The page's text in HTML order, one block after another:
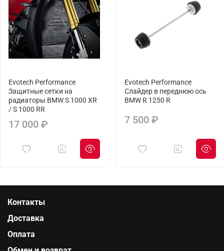
Evotech Performance
Защитные сетки на
радиаторы BMW S 1000 XR
/ S 1000 RR
17 000 ₽
Evotech Performance
Слайдер в переднюю ось
BMW R 1250 R
7 500 ₽
Контакты
Доставка
Оплата